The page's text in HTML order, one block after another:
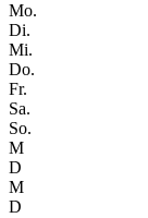
Mo.
Di.
Mi.
Do.
Fr.
Sa.
So.
M
D
M
D